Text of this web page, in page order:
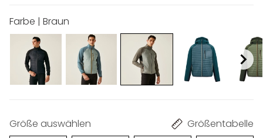
Farbe | Braun
Größe auswählen Größentabelle